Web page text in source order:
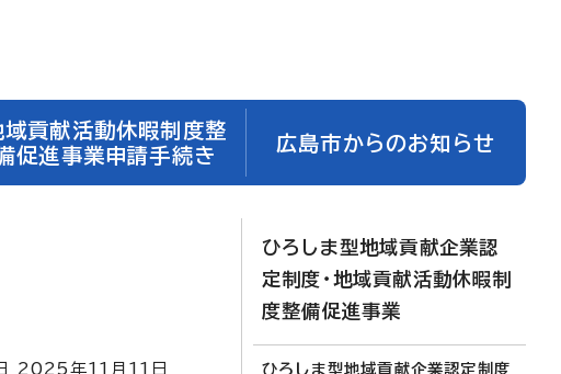
域貢献活動休暇制度整
促進事業申請手続き
広島市からのお知らせ
2025 年11 月 11 日
ひろしま型地域貢献企業認
定制度・地域貢献活動休暇制
度整備促進事業
ひろしま型地域貢献企業認定制度